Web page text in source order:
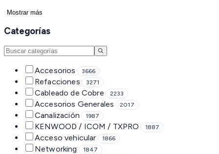
Mostrar más
Categorías
Accesorios 3666
Refacciones 3271
Cableado de Cobre 2233
Accesorios Generales 2017
Canalización 1987
KENWOOD / ICOM / TXPRO 1887
Acceso vehicular 1866
Networking 1847